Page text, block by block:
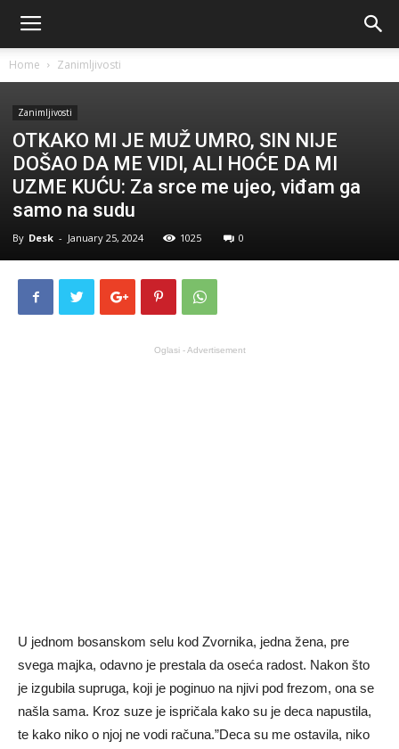
Home Zanimljivosti
Zanimljivosti
OTKAKO MI JE MUŽ UMRO, SIN NIJE
DOŠAO DA ME VIDI, ALI HOĆE DA MI
UZME KUĆU: Za srce me ujeo, viđam ga
samo na sudu
By Desk - January 25, 2024 1025 0
Oglasi - Advertisement
U jednom bosanskom selu kod Zvornika, jedna žena, pre
svega majka, odavno je prestala da oseća radost. Nakon što
je izgubila supruga, koji je poginuo na njivi pod frezom, ona se
našla sama. Kroz suze je ispričala kako su je deca napustila,
te kako niko o njoj ne vodi računa.”Deca su me ostavila, niko